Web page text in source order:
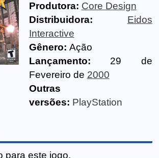
Produtora: Core Design
Distribuidora:
Eidos
Interactive
Gênero: Ação
Lançamento: 29 de
Fevereiro de 2000
Outras
versões: PlayStation
para este jogo.